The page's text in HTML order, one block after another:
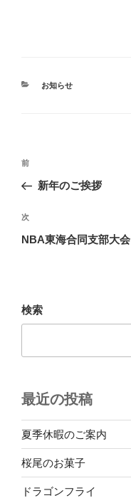
カ
お知らせ
投
ナ
ビ
ゲ
ン
前
の
稿
前
新年のご挨拶
次
の
次
NBA東海合同支部大会
検索
最近の投稿
夏季休暇のご案内
桜尾のお菓子
ドラゴンフライ